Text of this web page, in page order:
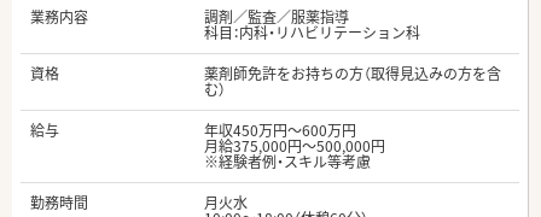
業務内容
調剤／監査／服薬指導
科目：内科・リハビリテーション科
資格
薬剤師免許をお持ちの方（取得見込みの方を含
む）
給与
年収450万円～600万円
月給375,000円～500,000円
※経験者例・スキル等考慮
勤務時間
月火水